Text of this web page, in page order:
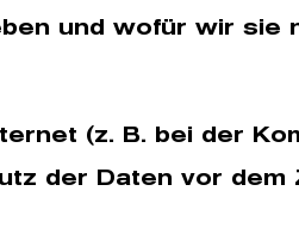
und wofür wir sie
(z. B. bei der
der Daten vor